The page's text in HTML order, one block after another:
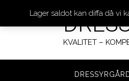
KVALITET –
Lager saldot kan diffa då vi